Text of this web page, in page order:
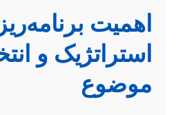
اهمیت
استراتژیک و
موضوع